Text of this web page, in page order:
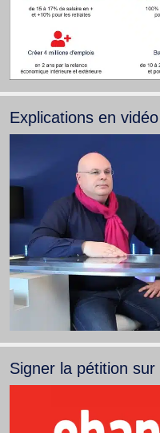
Explications en vidéo
Signer la pétition sur